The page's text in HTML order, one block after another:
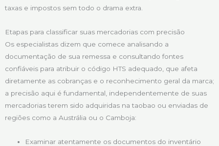
taxas e impostos sem todo o drama extra.
Etapas para classificar suas mercadorias com precisão
Os especialistas dizem que comece analisando a
documentação de sua remessa e consultando fontes
confiáveis para atribuir o código HTS adequado, que afeta
diretamente as cobranças e o reconhecimento geral da marca;
a precisão aqui é fundamental, independentemente de suas
mercadorias terem sido adquiridas na taobao ou enviadas de
regiões como a Austrália ou o Camboja:
Examinar atentamente os documentos do inventário